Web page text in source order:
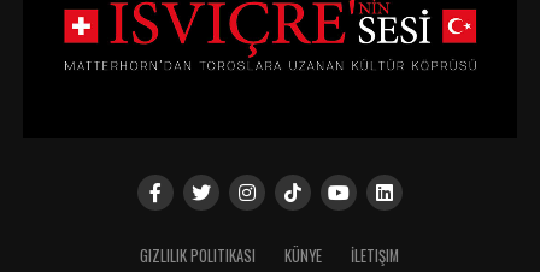
GIZLILIK POLITIKASI KÜNYE İLETIŞIM